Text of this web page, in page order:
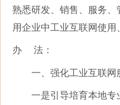
熟悉研发、销售、服务
用企业中工业互联网使用
办 法：
一、强化工业互联网
一是引导培育本地专